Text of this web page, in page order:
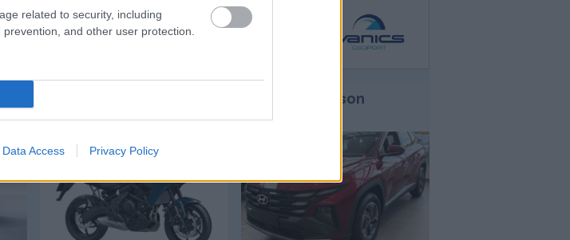
related to security, including
and other user protection.
Data Access Privacy Policy
Hyundai Tucson